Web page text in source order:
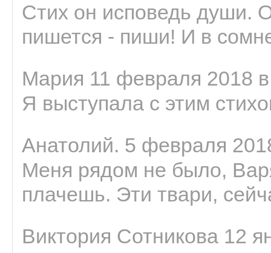
Стих он исповедь души.
пишется - пиши! И в
Мария 11 февраля 2018
Я выступала с этим
Анатолий. 5 февраля
Меня рядом не было,
плачешь. Эти твари,
Виктория Сотникова 12